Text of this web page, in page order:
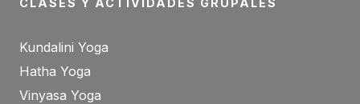
CLASES Y ACTIVIDADES GRUPALES
Kundalini Yoga
Hatha Yoga
Vinyasa Yoga